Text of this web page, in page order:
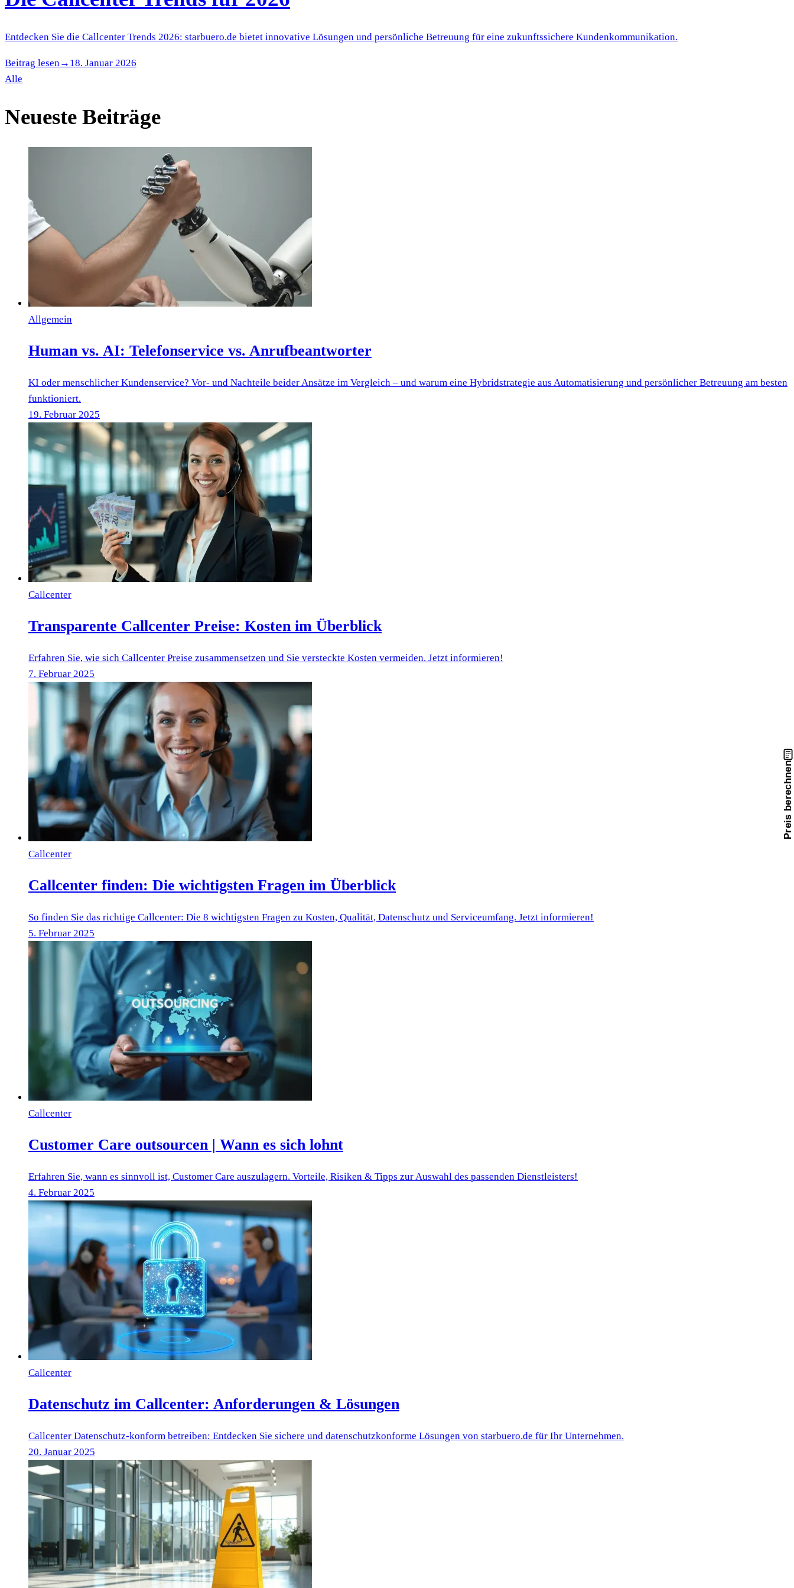
Entdecken Sie die Callcenter Trends 2026: starbuero.de bietet innovative Lösungen und persönliche Betreuung für eine zukunftssichere Kundenkommunikation.
Beitrag lesen→ 18. Januar 2026
Alle
Neueste Beiträge
Allgemein
Human vs. AI: Telefonservice vs. Anrufbeantworter
KI oder menschlicher Kundenservice? Vor- und Nachteile beider Ansätze im Vergleich – und warum eine Hybridstrategie aus Automatisierung und persönlicher Betreuung am besten
funktioniert.
19. Februar 2025
Callcenter
Transparente Callcenter Preise: Kosten im Überblick
Erfahren Sie, wie sich Callcenter Preise zusammensetzen und Sie versteckte Kosten vermeiden. Jetzt informieren!
7. Februar 2025
Callcenter
Callcenter finden: Die wichtigsten Fragen im Überblick
So finden Sie das richtige Callcenter: Die 8 wichtigsten Fragen zu Kosten, Qualität, Datenschutz und Serviceumfang. Jetzt informieren!
5. Februar 2025
Callcenter
Customer Care outsourcen | Wann es sich lohnt
Erfahren Sie, wann es sinnvoll ist, Customer Care auszulagern. Vorteile, Risiken & Tipps zur Auswahl des passenden Dienstleisters!
4. Februar 2025
Callcenter
Datenschutz im Callcenter: Anforderungen & Lösungen
Callcenter Datenschutz-konform betreiben: Entdecken Sie sichere und datenschutzkonforme Lösungen von starbuero.de für Ihr Unternehmen.
20. Januar 2025
Preis berechnen